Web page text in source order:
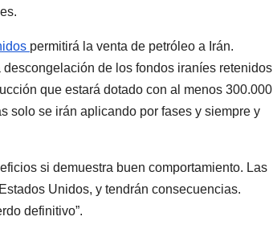
permitirá la venta de petróleo a Irán.
de los fondos iraníes retenidos
que estará dotado con al menos 300.000
solo se irán aplicando por fases y siempre y
si demuestra buen comportamiento. Las
Unidos, y tendrán consecuencias.
definitivo”.